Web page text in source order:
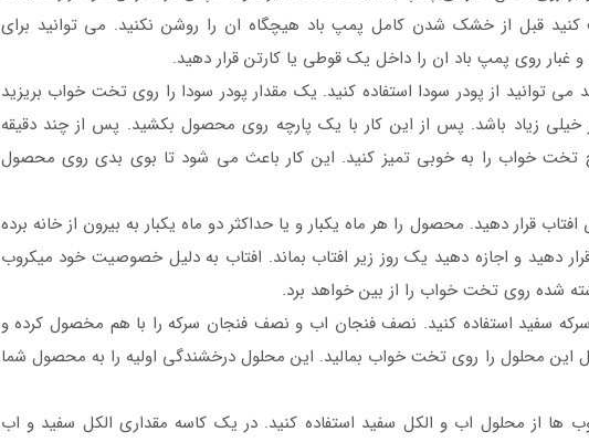
قبل از خشک شدن کامل پمپ باد هیچگاه ان را روشن نکنید. می توانید برای
غبار روی پمپ باد ان را داخل یک قوطی یا کارتن قرار دهید.
می توانید از پودر سودا استفاده کنید. یک مقدار پودر سودا را روی تخت خواب بریزید
خیلی زیاد باشد. پس از این کار با یک پارچه روی محصول بکشید. پس از چند دقیقه
تخت خواب را به خوبی تمیز کنید. این کار باعث می شود تا بوی بدی روی محصول
قرار دهید. محصول را هر ماه یکبار و یا حداکثر دو ماه یکبار به بیرون از خانه برده
دهید و اجازه دهید یک روز زیر افتاب بماند. افتاب به دلیل خصوصیت خود میکروب
شده روی تخت خواب را از بین خواهد برد.
سفید استفاده کنید. نصف فنجان اب و نصف فنجان سرکه را با هم مخصول کرده و
این محلول را روی تخت خواب بمالید. این محلول درخشندگی اولیه را به محصول شما
ها از محلول اب و الکل سفید استفاده کنید. در یک کاسه مقداری الکل سفید و اب